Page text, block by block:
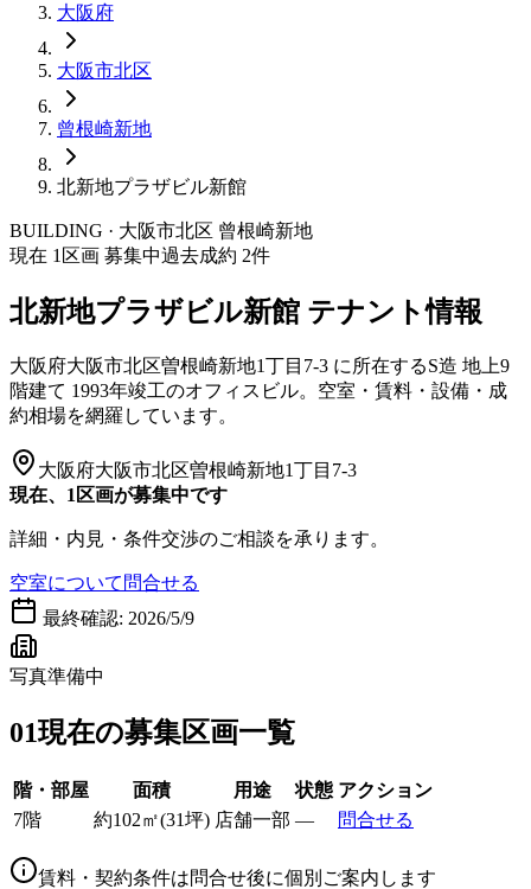
大阪府
大阪市北区
曾根崎新地
北新地プラザビル新館
BUILDING · 大阪市北区 曾根崎新地
現在 1 区画 募集中過去成約 2件
北新地プラザビル新館 テナント情報
大阪府大阪市北区曽根崎新地1丁目7-3 に所在するS造 地上9
階建て 1993年竣工のオフィスビル。空室・賃料・設備・成
約相場を網羅しています。
大阪府大阪市北区曽根崎新地1丁目7-3
現在、1区画が募集中です
詳細・内見・条件交渉のご相談を承ります。
空室について問合せる
最終確認: 2026/5/9
写真準備中
01現在の募集区画一覧
階・部屋 面積 用途 状態 アクション
7階
約102㎡(31坪) 店舗一部 — 問合せる
賃料・契約条件は問合せ後に個別ご案内します